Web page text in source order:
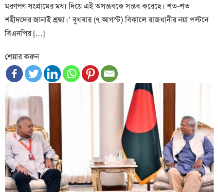
মরণপণ সংগ্রামের মধ্য দিয়ে এই অসম্ভবকে সম্ভব করেছে। শত-শত
শহীদদের জানাই শ্রদ্ধা।’ বুধবার (৭ আগস্ট) বিকালে রাজধানীর নয়া পল্টনে
বিএনপির […]
শেয়ার করুন